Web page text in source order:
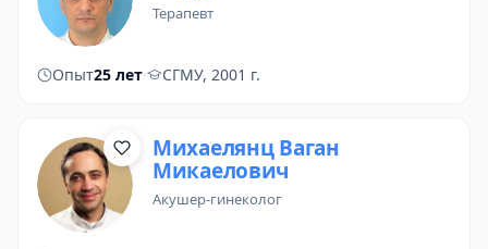
терапевт
Опыт25 лет· СГМУ, 2001 г.
Михаелянц Ваган
Микаелович
акушер-гинеколог